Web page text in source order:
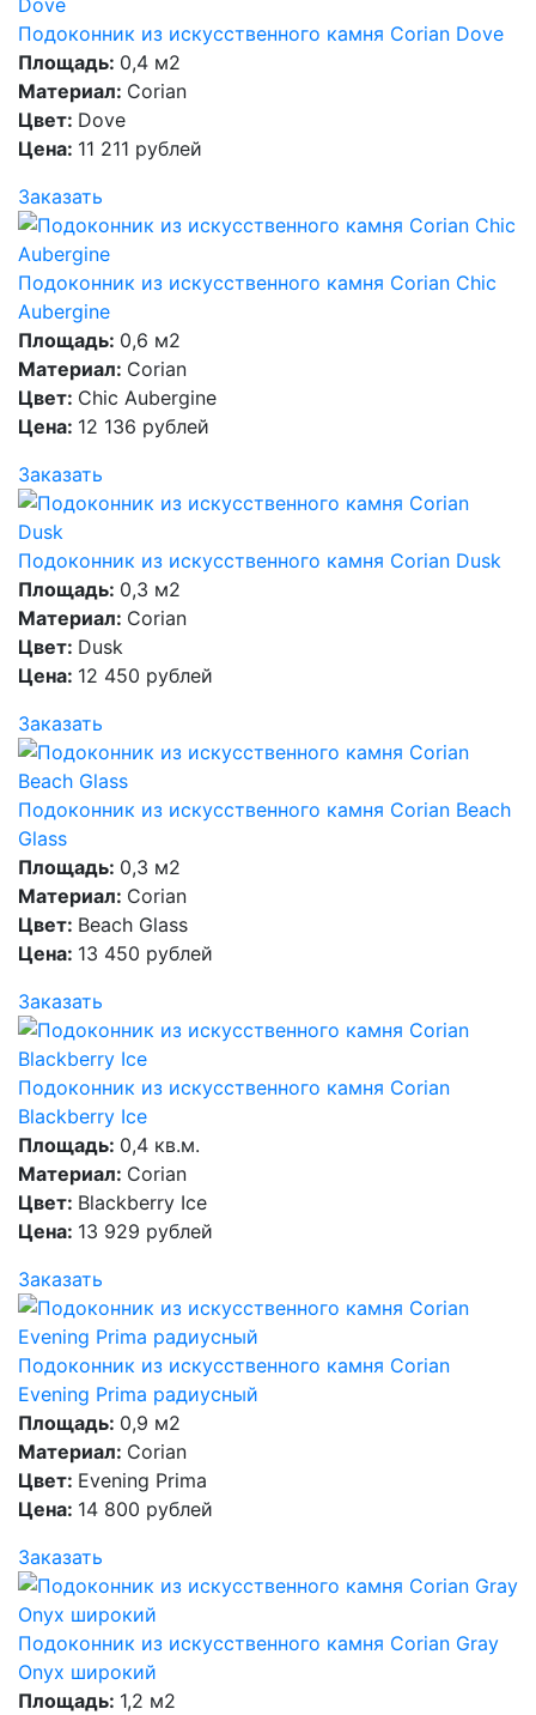
Подоконник из искусственного камня Corian Dove
Площадь: 0,4 м2
Материал: Corian
Цвет: Dove
Цена: 11 211 рублей
Заказать
Подоконник из искусственного камня Corian Chic
Aubergine
Площадь: 0,6 м2
Материал: Corian
Цвет: Chic Aubergine
Цена: 12 136 рублей
Заказать
Подоконник из искусственного камня Corian Dusk
Площадь: 0,3 м2
Материал: Corian
Цвет: Dusk
Цена: 12 450 рублей
Заказать
Подоконник из искусственного камня Corian Beach
Glass
Площадь: 0,3 м2
Материал: Corian
Цвет: Beach Glass
Цена: 13 450 рублей
Заказать
Подоконник из искусственного камня Corian
Blackberry Ice
Площадь: 0,4 кв.м.
Материал: Corian
Цвет: Blackberry Ice
Цена: 13 929 рублей
Заказать
Подоконник из искусственного камня Corian
Evening Prima радиусный
Площадь: 0,9 м2
Материал: Corian
Цвет: Evening Prima
Цена: 14 800 рублей
Заказать
Подоконник из искусственного камня Corian Gray
Onyx широкий
Площадь: 1,2 м2